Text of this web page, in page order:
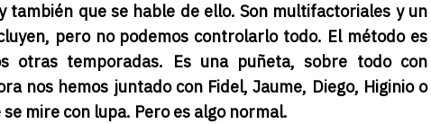
también que se hable de ello. Son multifactoriales y un
pero no podemos controlarlo todo. El método es
otras temporadas. Es una puñeta, sobre todo con
nos hemos juntado con Fidel, Jaume, Diego, Higinio o
mire con lupa. Pero es algo normal.